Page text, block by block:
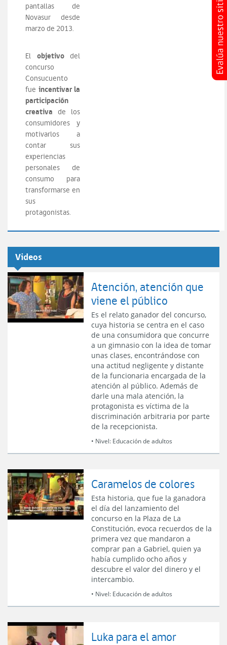
pantallas de
Novasur desde
marzo de 2013.
El objetivodel
concurso
Consucuento
fue incentivar la
participación
creativa de los
consumidores y
motivarlos a
contar sus
experiencias
personales de
consumo para
transformarse en
sus
protagonistas.
Videos
Atención, atención que
viene el público
Es el relato ganador del concurso,
cuya historia se centra en el caso
de una consumidora que concurre
a un gimnasio con la idea de tomar
unas clases, encontrándose con
una actitud negligente y distante
de la funcionaria encargada de la
atención al público. Además de
darle una mala atención, la
protagonista es víctima de la
discriminación arbitraria por parte
de la recepcionista.
• Nivel: Educación de adultos
Caramelos de colores
Esta historia, que fue la ganadora
el día del lanzamiento del
concurso en la Plaza de La
Constitución, evoca recuerdos de la
primera vez que mandaron a
comprar pan a Gabriel, quien ya
había cumplido ocho años y
descubre el valor del dinero y el
intercambio.
• Nivel: Educación de adultos
Luka para el amor